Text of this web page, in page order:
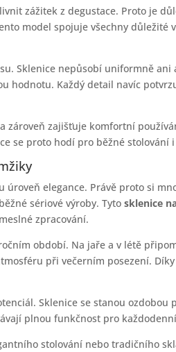
zážitek z degustace. Proto je
model spojuje všechny důležité
Sklenice nepůsobí uniformně ani
hodnotu. Každý detail navíc
zároveň zajišťuje komfortní
se proto hodí pro běžné stolování
úroveň elegance. Právě proto si
sériové výroby. Tyto sklenice
zpracování.
období. Na jaře a v létě
při večerním posezení.
Sklenice se stanou ozdobou
plnou funkčnost pro
stolování nebo tradičního